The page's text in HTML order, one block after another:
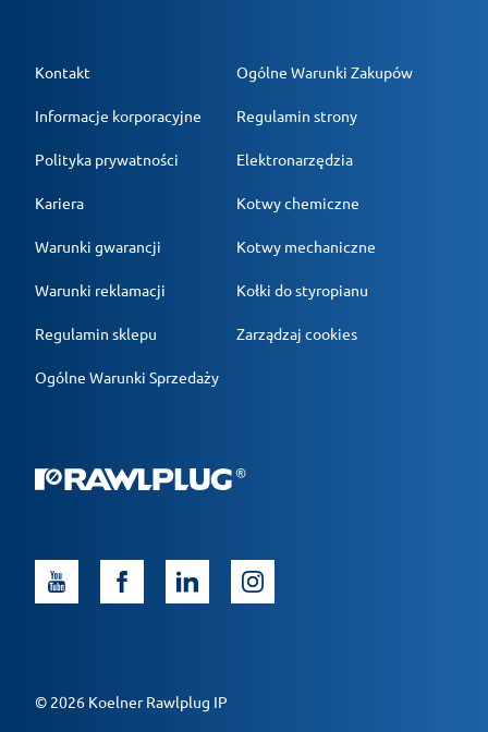
Kontakt
Informacje korporacyjne
Polityka prywatności
Kariera
Warunki gwarancji
Warunki reklamacji
Regulamin sklepu
Ogólne Warunki Sprzedaży
Ogólne Warunki Zakupów
Regulamin strony
Elektronarzędzia
Kotwy chemiczne
Kotwy mechaniczne
Kołki do styropianu
Zarządzaj cookies
© 2026 Koelner Rawlplug IP